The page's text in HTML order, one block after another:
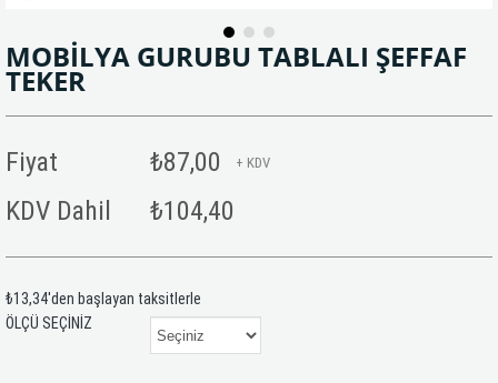
MOBİLYA GURUBU TABLALI ŞEFFAF
TEKER
Fiyat ₺87,00 + KDV
KDV Dahil ₺104,40
₺13,34'den başlayan taksitlerle
ÖLÇÜ SEÇİNİZ